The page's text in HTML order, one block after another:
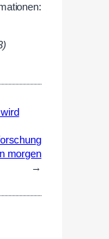
morgen
→